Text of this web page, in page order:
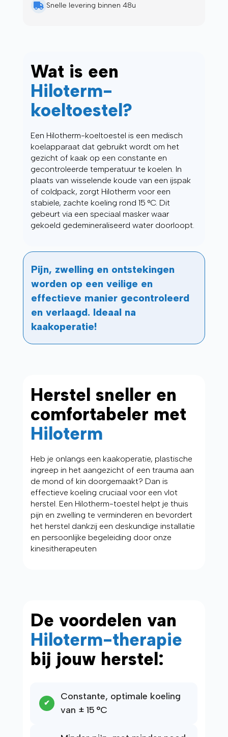
Snelle levering binnen 48u
Wat is een
Hiloterm-
koeltoestel?
Een Hilotherm-koeltoestel is een medisch
koelapparaat dat gebruikt wordt om het
gezicht of kaak op een constante en
gecontroleerde temperatuur te koelen. In
plaats van wisselende koude van een ijspak
of coldpack, zorgt Hilotherm voor een
stabiele, zachte koeling rond 15 °C. Dit
gebeurt via een speciaal masker waar
gekoeld gedemineraliseerd water doorloopt.
Pijn, zwelling en ontstekingen
worden op een veilige en
effectieve manier gecontroleerd
en verlaagd. Ideaal na
kaakoperatie!
Herstel sneller en
comfortabeler met
Hiloterm
Heb je onlangs een kaakoperatie, plastische
ingreep in het aangezicht of een trauma aan
de mond of kin doorgemaakt? Dan is
effectieve koeling cruciaal voor een vlot
herstel. Een Hilotherm-toestel helpt je thuis
pijn en zwelling te verminderen en bevordert
het herstel dankzij een deskundige installatie
en persoonlijke begeleiding door onze
kinesitherapeuten
De voordelen van
Hiloterm-therapie
bij jouw herstel:
Constante, optimale koeling
van ± 15 °C